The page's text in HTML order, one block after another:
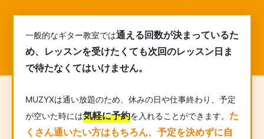
一般的なギター教室では通える回数が決まっているた
め、レッスンを受けたくても次回のレッスン日ま
で待たなくてはいけません。
MUZYXは通い放題のため、休みの日や仕事終わり、予定
が空いた時には気軽に予約を入れることができます。 た
くさん通いたい方はもちろん、予定を決めずに自